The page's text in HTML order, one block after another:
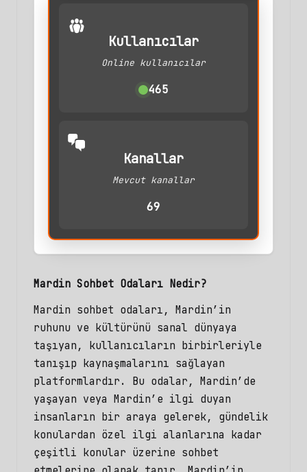
Kullanıcılar
Online kullanıcılar
465
Kanallar
Mevcut kanallar
69
Mardin Sohbet Odaları Nedir?
Mardin sohbet odaları , Mardin’in
ruhunu ve kültürünü sanal dünyaya
taşıyan, kullanıcıların birbirleriyle
tanışıp kaynaşmalarını sağlayan
platformlardır. Bu odalar, Mardin’de
yaşayan veya Mardin’e ilgi duyan
insanların bir araya gelerek, gündelik
konulardan özel ilgi alanlarına kadar
çeşitli konular üzerine sohbet